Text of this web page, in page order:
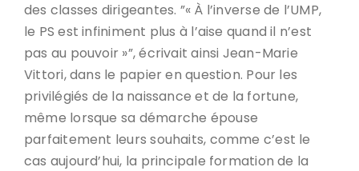
des classes dirigeantes. ”« À l’inverse de l’UMP,
le PS est infiniment plus à l’aise quand il n’est
pas au pouvoir »”, écrivait ainsi Jean-Marie
Vittori, dans le papier en question. Pour les
privilégiés de la naissance et de la fortune,
même lorsque sa démarche épouse
parfaitement leurs souhaits, comme c’est le
cas aujourd’hui, la principale formation de la